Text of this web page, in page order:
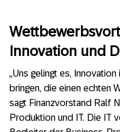
Innovation und
„Uns gelingt es,
bringen, die einen echten
sagt Finanzvorstand Ralf
Produktion und IT. Die IT